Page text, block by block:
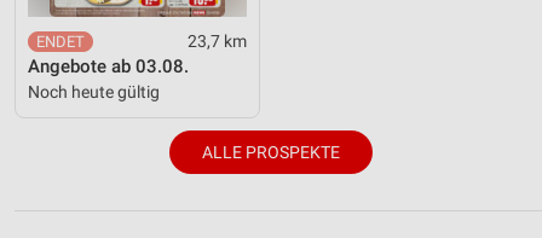
23,7 km
Angebote ab 03.08.
Noch heute gültig
ALLE PROSPEKTE